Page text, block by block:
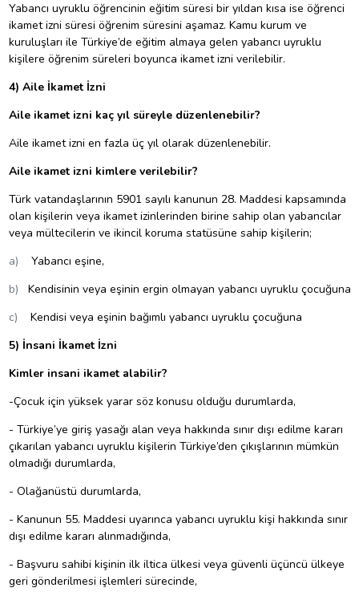
Yabancı uyruklu öğrencinin eğitim süresi bir yıldan kısa ise öğrenci
ikamet izni süresi öğrenim süresini aşamaz. Kamu kurum ve
kuruluşları ile Türkiye’de eğitim almaya gelen yabancı uyruklu
kişilere öğrenim süreleri boyunca ikamet izni verilebilir.
4) Aile İkamet İzni
Aile ikamet izni kaç yıl süreyle düzenlenebilir?
Aile ikamet izni en fazla üç yıl olarak düzenlenebilir.
Aile ikamet izni kimlere verilebilir?
Türk vatandaşlarının 5901 sayılı kanunun 28. Maddesi kapsamında
olan kişilerin veya ikamet izinlerinden birine sahip olan yabancılar
veya mültecilerin ve ikincil koruma statüsüne sahip kişilerin;
a) Yabancı eşine,
b) Kendisinin veya eşinin ergin olmayan yabancı uyruklu çocuğuna
c) Kendisi veya eşinin bağımlı yabancı uyruklu çocuğuna
5) İnsani İkamet İzni
Kimler insani ikamet alabilir?
-Çocuk için yüksek yarar söz konusu olduğu durumlarda,
- Türkiye’ye giriş yasağı alan veya hakkında sınır dışı edilme kararı
çıkarılan yabancı uyruklu kişilerin Türkiye’den çıkışlarının mümkün
olmadığı durumlarda,
- Olağanüstü durumlarda,
- Kanunun 55. Maddesi uyarınca yabancı uyruklu kişi hakkında sınır
dışı edilme kararı alınmadığında,
- Başvuru sahibi kişinin ilk iltica ülkesi veya güvenli üçüncü ülkeye
geri gönderilmesi işlemleri sürecinde,